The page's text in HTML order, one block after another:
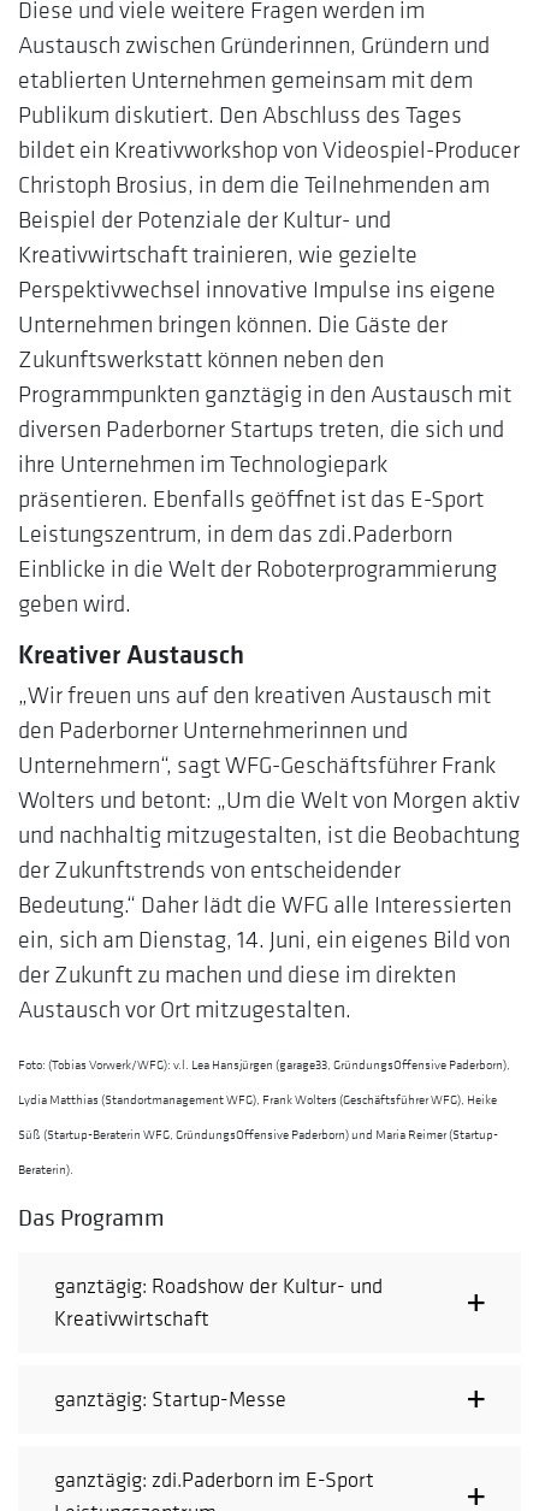
Diese und viele weitere Fragen werden im
Austausch zwischen Gründerinnen, Gründern und
etablierten Unternehmen gemeinsam mit dem
Publikum diskutiert. Den Abschluss des Tages
bildet ein Kreativworkshop von Videospiel-Producer
Christoph Brosius, in dem die Teilnehmenden am
Beispiel der Potenziale der Kultur- und
Kreativwirtschaft trainieren, wie gezielte
Perspektivwechsel innovative Impulse ins eigene
Unternehmen bringen können. Die Gäste der
Zukunftswerkstatt können neben den
Programmpunkten ganztägig in den Austausch mit
diversen Paderborner Startups treten, die sich und
ihre Unternehmen im Technologiepark
präsentieren. Ebenfalls geöffnet ist das E-Sport
Leistungszentrum, in dem das zdi.Paderborn
Einblicke in die Welt der Roboterprogrammierung
geben wird.
Kreativer Austausch
„Wir freuen uns auf den kreativen Austausch mit
den Paderborner Unternehmerinnen und
Unternehmern“, sagt WFG-Geschäftsführer Frank
Wolters und betont: „Um die Welt von Morgen aktiv
und nachhaltig mitzugestalten, ist die Beobachtung
der Zukunftstrends von entscheidender
Bedeutung.“ Daher lädt die WFG alle Interessierten
ein, sich am Dienstag, 14. Juni, ein eigenes Bild von
der Zukunft zu machen und diese im direkten
Austausch vor Ort mitzugestalten.
Foto: (Tobias Vorwerk/WFG): v.l. Lea Hansjürgen (garage33, GründungsOffensive Paderborn),
Lydia Matthias (Standortmanagement WFG), Frank Wolters (Geschäftsführer WFG), Heike
Süß (Startup-Beraterin WFG, GründungsOffensive Paderborn) und Maria Reimer (Startup-
Beraterin).
Das Programm
ganztägig: Roadshow der Kultur- und
Kreativwirtschaft
ganztägig: Startup-Messe
ganztägig: zdi.Paderborn im E-Sport